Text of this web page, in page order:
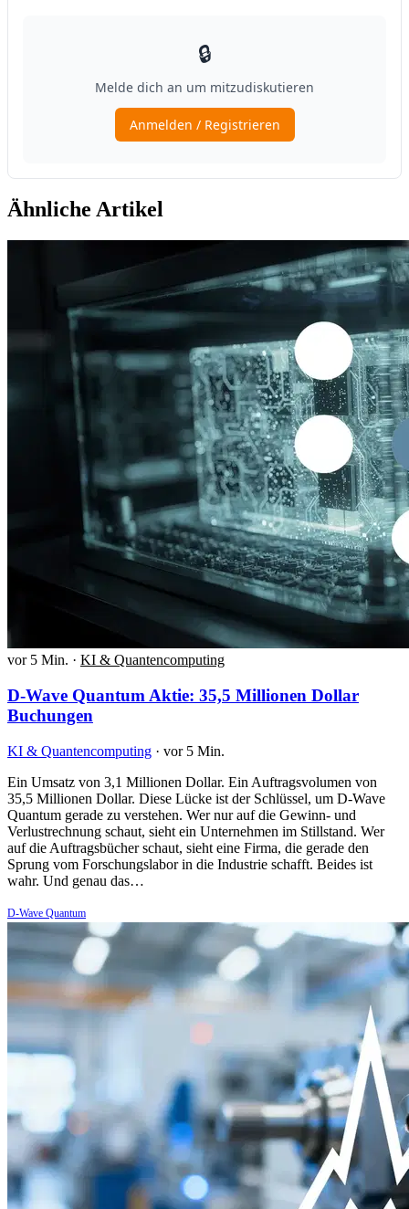
Ähnliche Artikel
vor 5 Min. · KI & Quantencomputing
D-Wave Quantum Aktie: 35,5 Millionen Dollar
Buchungen
KI & Quantencomputing · vor 5 Min.
Ein Umsatz von 3,1 Millionen Dollar. Ein Auftragsvolumen von
35,5 Millionen Dollar. Diese Lücke ist der Schlüssel, um D-Wave
Quantum gerade zu verstehen. Wer nur auf die Gewinn- und
Verlustrechnung schaut, sieht ein Unternehmen im Stillstand. Wer
auf die Auftragsbücher schaut, sieht eine Firma, die gerade den
Sprung vom Forschungslabor in die Industrie schafft. Beides ist
wahr. Und genau das…
D-Wave Quantum